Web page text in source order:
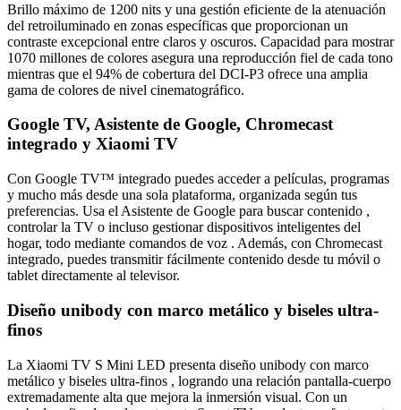
Brillo máximo de 1200 nits y una gestión eficiente de la atenuación
del retroiluminado en zonas específicas que proporcionan un
contraste excepcional entre claros y oscuros. Capacidad para mostrar
1070 millones de colores asegura una reproducción fiel de cada tono
mientras que el 94% de cobertura del DCI-P3 ofrece una amplia
gama de colores de nivel cinematográfico.
Google TV, Asistente de Google, Chromecast
integrado y Xiaomi TV
Con Google TV™ integrado puedes acceder a películas, programas
y mucho más desde una sola plataforma, organizada según tus
preferencias. Usa el Asistente de Google para buscar contenido ,
controlar la TV o incluso gestionar dispositivos inteligentes del
hogar, todo mediante comandos de voz . Además, con Chromecast
integrado, puedes transmitir fácilmente contenido desde tu móvil o
tablet directamente al televisor.
Diseño unibody con marco metálico y biseles ultra-
finos
La Xiaomi TV S Mini LED presenta diseño unibody con marco
metálico y biseles ultra-finos , logrando una relación pantalla-cuerpo
extremadamente alta que mejora la inmersión visual. Con un